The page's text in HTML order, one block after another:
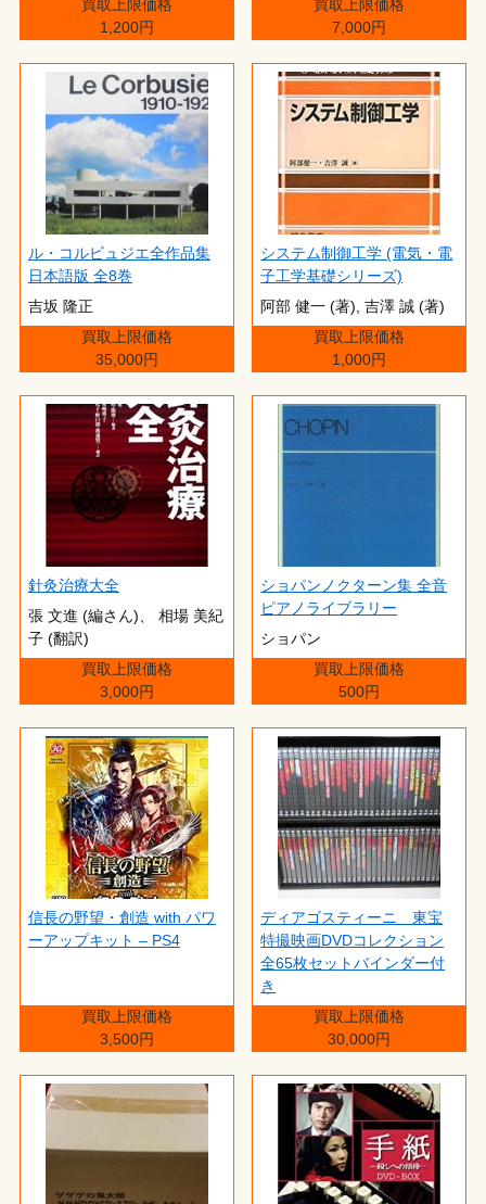
買取上限価格
1,200円
買取上限価格
7,000円
ル・コルビュジエ全作品集
日本語版 全8巻
吉坂 隆正
買取上限価格
35,000円
システム制御工学 (電気・電
子工学基礎シリーズ)
阿部 健一 (著),‎ 吉澤 誠 (著)
買取上限価格
1,000円
針灸治療大全
張 文進 (編さん)、 相場 美紀
子 (翻訳)
買取上限価格
3,000円
ショパンノクターン集 全音
ピアノライブラリー
ショパン
買取上限価格
500円
信長の野望・創造 with パワ
ーアップキット – PS4
買取上限価格
3,500円
ディアゴスティーニ 東宝
特撮映画DVDコレクション
全65枚セットバインダー付
き
買取上限価格
30,000円